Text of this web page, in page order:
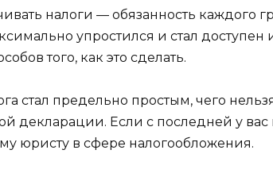
налоги — обязанность каждого
упростился и стал доступен
того, как это сделать.
стал предельно простым, чего
декларации. Если с последней у вас
юристу в сфере налогообложения.